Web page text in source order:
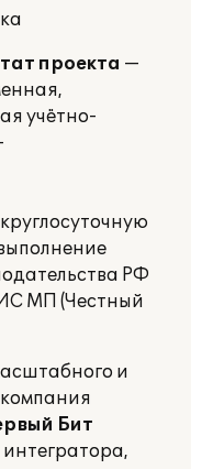
проекта —
учётно-
РФ
МП (Честный
и
Бит
интегратора,